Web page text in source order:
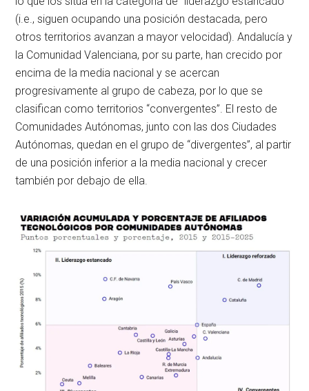
(i.e., siguen ocupando una posición destacada, pero
otros territorios avanzan a mayor velocidad). Andalucía y
la Comunidad Valenciana, por su parte, han crecido por
encima de la media nacional y se acercan
progresivamente al grupo de cabeza, por lo que se
clasifican como territorios “convergentes”. El resto de
Comunidades Autónomas, junto con las dos Ciudades
Autónomas, quedan en el grupo de “divergentes”, al partir
de una posición inferior a la media nacional y crecer
también por debajo de ella.